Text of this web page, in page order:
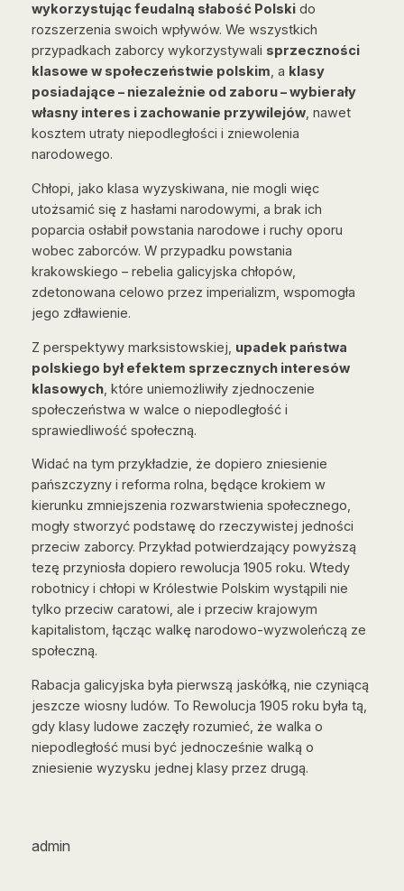
wykorzystując feudalną słabość Polskido
rozszerzenia swoich wpływów. We wszystkich
przypadkach zaborcy wykorzystywali sprzeczności
klasowe w społeczeństwie polskim, a klasy
posiadające – niezależnie od zaboru – wybierały
własny interes i zachowanie przywilejów, nawet
kosztem utraty niepodległości i zniewolenia
narodowego.
Chłopi, jako klasa wyzyskiwana, nie mogli więc
utożsamić się z hasłami narodowymi, a brak ich
poparcia osłabił powstania narodowe i ruchy oporu
wobec zaborców. W przypadku powstania
krakowskiego – rebelia galicyjska chłopów,
zdetonowana celowo przez imperializm, wspomogła
jego zdławienie.
Z perspektywy marksistowskiej, upadek państwa
polskiego był efektem sprzecznych interesów
klasowych, które uniemożliwiły zjednoczenie
społeczeństwa w walce o niepodległość i
sprawiedliwość społeczną.
Widać na tym przykładzie, że dopiero zniesienie
pańszczyzny i reforma rolna, będące krokiem w
kierunku zmniejszenia rozwarstwienia społecznego,
mogły stworzyć podstawę do rzeczywistej jedności
przeciw zaborcy. Przykład potwierdzający powyższą
tezę przyniosła dopiero rewolucja 1905 roku. Wtedy
robotnicy i chłopi w Królestwie Polskim wystąpili nie
tylko przeciw caratowi, ale i przeciw krajowym
kapitalistom, łącząc walkę narodowo-wyzwoleńczą ze
społeczną.
Rabacja galicyjska była pierwszą jaskółką, nie czyniącą
jeszcze wiosny ludów. To Rewolucja 1905 roku była tą,
gdy klasy ludowe zaczęły rozumieć, że walka o
niepodległość musi być jednocześnie walką o
zniesienie wyzysku jednej klasy przez drugą.
admin